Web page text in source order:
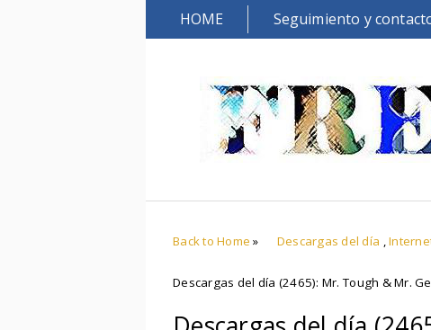
HOME Seguimiento y
Back to Home » Descargas del día ,
Descargas del día (2465): Mr. Tough & Mr.